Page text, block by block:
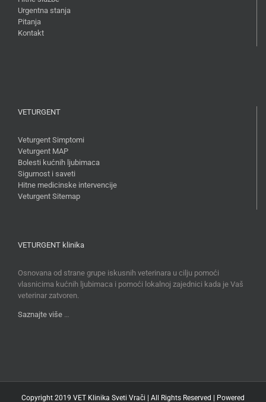
Urgentna stanja
Pitanja
Kontakt
VETURGENT
Veturgent Simptomi
Veturgent MAP
Bolesti kućnih ljubimaca
Sigurnost i saveti
Hitne medicinske intervencije
Veturgent Sitemap
VETURGENT klinika
Osnovana od strane grupe iskusnih veterinara u cilju pomoći
vlasnicima kućnih ljubimaca i pomoći lokalnoj zajednici kada je Vaš
veterinar zatvoren.
Saznajte više …
Copyright 2019 VET Klinika Sveti Vrači | All Rights Reserved | Powered